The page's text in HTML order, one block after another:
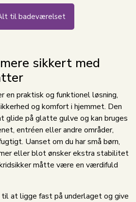
til badeværelset
sikkert med
en praktisk og funktionel løsning,
og komfort i hjemmet. Den
glide på glatte gulve og kan bruges
entréen eller andre områder,
Uanset om du har små børn,
eller blot ønsker ekstra stabilitet
måtte være en værdifuld
at ligge fast på underlaget og give